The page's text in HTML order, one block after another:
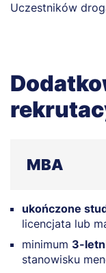
Uczestników
MBA
ukończone
licencjata lub
minimum 3-
stanowisku